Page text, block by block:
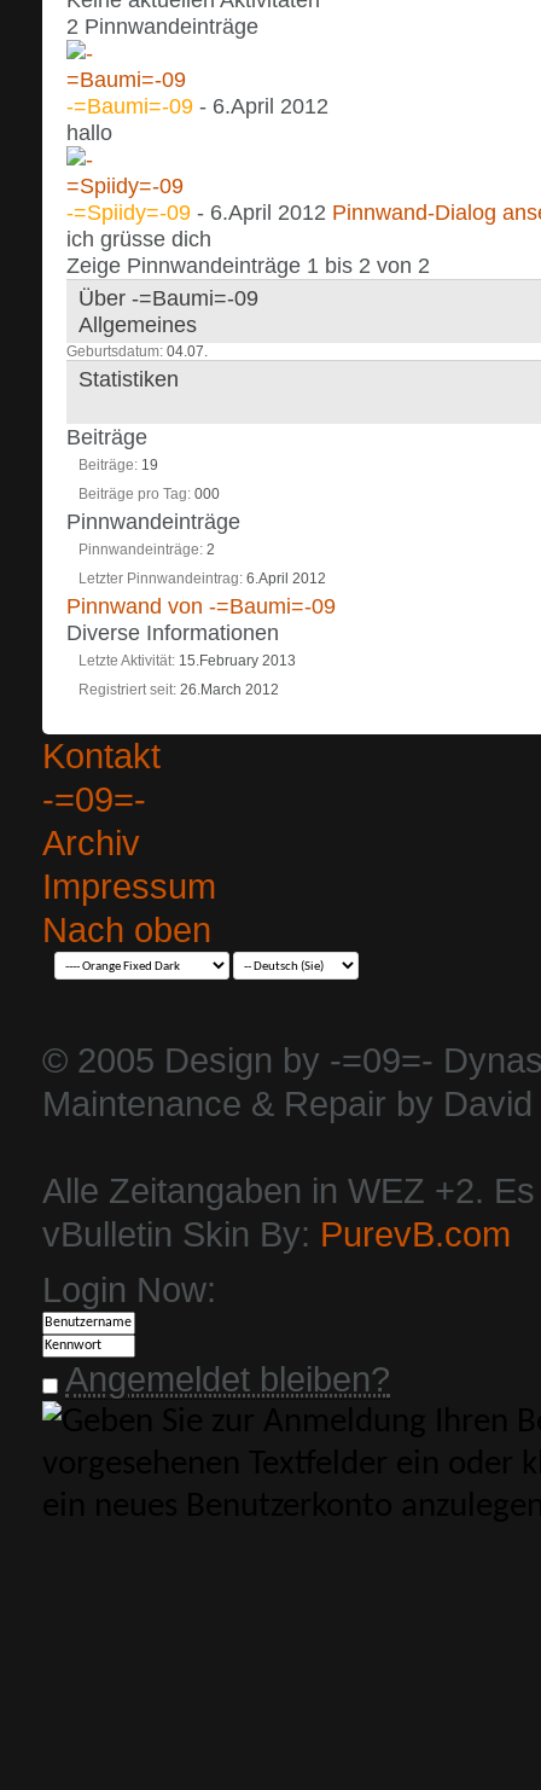
2 Pinnwandeinträge
-=Baumi=-09 - 6.April 2012
hallo
-=Spiidy=-09 - 6.April 2012 Pinnwand-Dialog
ich grüsse dich
Zeige Pinnwandeinträge 1 bis 2 von 2
Über -=Baumi=-09
Allgemeines
Geburtsdatum 04.07.
Statistiken
Beiträge
Beiträge 19
Beiträge pro Tag 000
Pinnwandeinträge
Pinnwandeinträge 2
Letzter Pinnwandeintrag 6.April 2012
Pinnwand von -=Baumi=-09
Diverse Informationen
Letzte Aktivität 15.February 2013
Registriert seit 26.March 2012
Kontakt
-=09=-
Archiv
Impressum
Nach oben
© 2005 Design by -=09=-
Maintenance & Repair by
Alle Zeitangaben in WEZ +2.
vBulletin Skin By: PurevB.com
Login Now:
Angemeldet bleiben?